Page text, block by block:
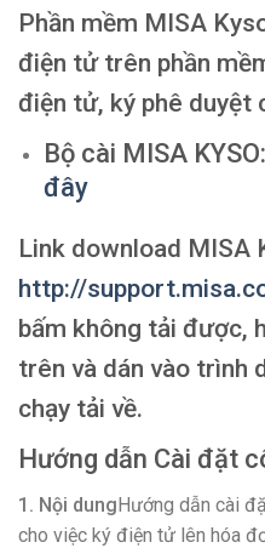
Phần mềm MISA
điện tử trên phần
điện tử, ký phê duyệt
Bộ cài MISA KYSO:
đây
Link download MISA
http://
bấm không tải được,
trên và dán vào trình
chạy tải về.
Hướng dẫn Cài đặt
1. Nội dungHướng dẫn cài
cho việc ký điện tử lên hóa